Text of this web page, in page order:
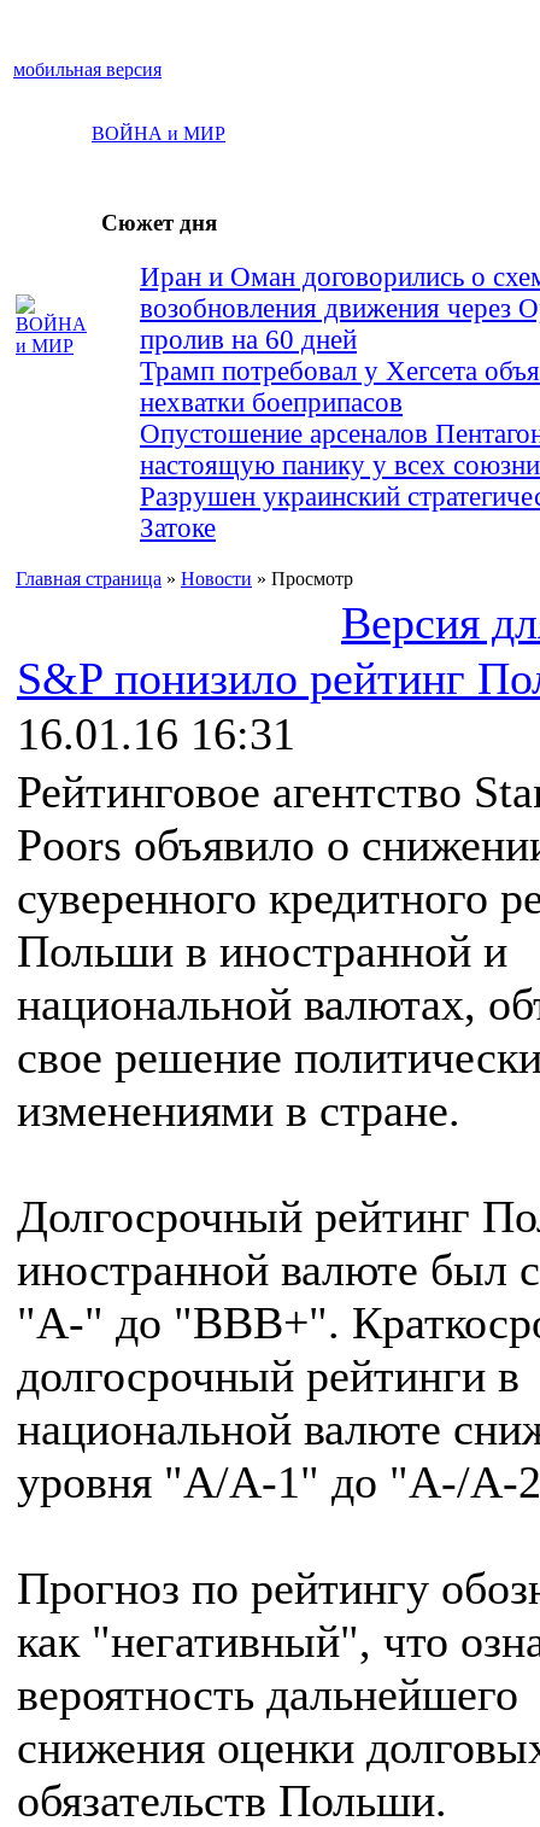
мобильная версия
ВОЙНА и МИР
Сюжет дня
Иран и Оман договорились о
возобновления движения через
пролив на 60 дней
Трамп потребовал у Хегсета
нехватки боеприпасов
Опустошение арсеналов
настоящую панику у всех
Разрушен украинский
Затоке
Главная страница » Новости » Просмотр
Версия
S&P понизило рейтинг
16.01.16 16:31
Рейтинговое агентство
Poors объявило о
суверенного кредитного
Польши в иностранной и
национальной валютах,
свое решение
изменениями в стране.
Долгосрочный рейтинг
иностранной валюте был
"A-" до "BBB+".
долгосрочный рейтинги в
национальной валюте
уровня "A/A-1" до "A-/A-
Прогноз по рейтингу
как "негативный", что
вероятность дальнейшего
снижения оценки
обязательств Польши.